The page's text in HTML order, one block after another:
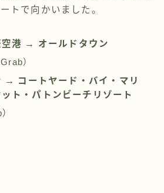
トで向かいました。
空港 → オールドタウン
）
→ コートヤード・バイ・マリ
ト・パトンビーチリゾート